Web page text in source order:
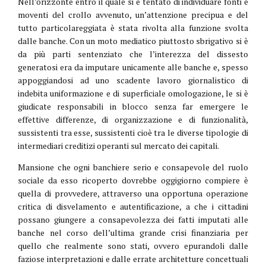
moventi del crollo avvenuto, un’attenzione precipua e del
tutto particolareggiata è stata rivolta alla funzione svolta
dalle banche. Con un moto mediatico piuttosto sbrigativo si è
da più parti sentenziato che l’interezza del dissesto
generatosi era da imputare unicamente alle banche e, spesso
appoggiandosi ad uno scadente lavoro giornalistico di
indebita uniformazione e di superficiale omologazione, le si è
giudicate responsabili in blocco senza far emergere le
effettive differenze, di organizzazione e di funzionalità,
sussistenti tra esse, sussistenti cioè tra le diverse tipologie di
intermediari creditizi operanti sul mercato dei capitali.
Mansione che ogni banchiere serio e consapevole del ruolo
sociale da esso ricoperto dovrebbe oggigiorno compiere è
quella di provvedere, attraverso una opportuna operazione
critica di disvelamento e autentificazione, a che i cittadini
possano giungere a consapevolezza dei fatti imputati alle
banche nel corso dell’ultima grande crisi finanziaria per
quello che realmente sono stati, ovvero epurandoli dalle
faziose interpretazioni e dalle errate architetture concettuali